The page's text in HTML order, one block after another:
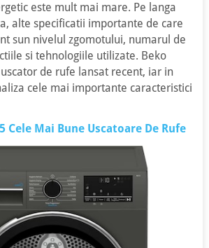
este mult mai mare. Pe langa
alte specificatii importante de care
sun nivelul zgomotului, numarul de
si tehnologiile utilizate. Beko
de rufe lansat recent, iar in
cele mai importante caracteristici
Cele Mai Bune Uscatoare De Rufe